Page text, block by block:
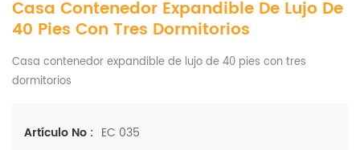
Casa Contenedor Expandible De Lujo De
40 Pies Con Tres Dormitorios
Casa contenedor expandible de lujo de 40 pies con tres
dormitorios
Artículo No : EC 035